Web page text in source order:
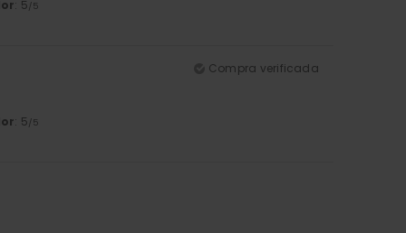
: 5/5
Compra verificada
: 5/5